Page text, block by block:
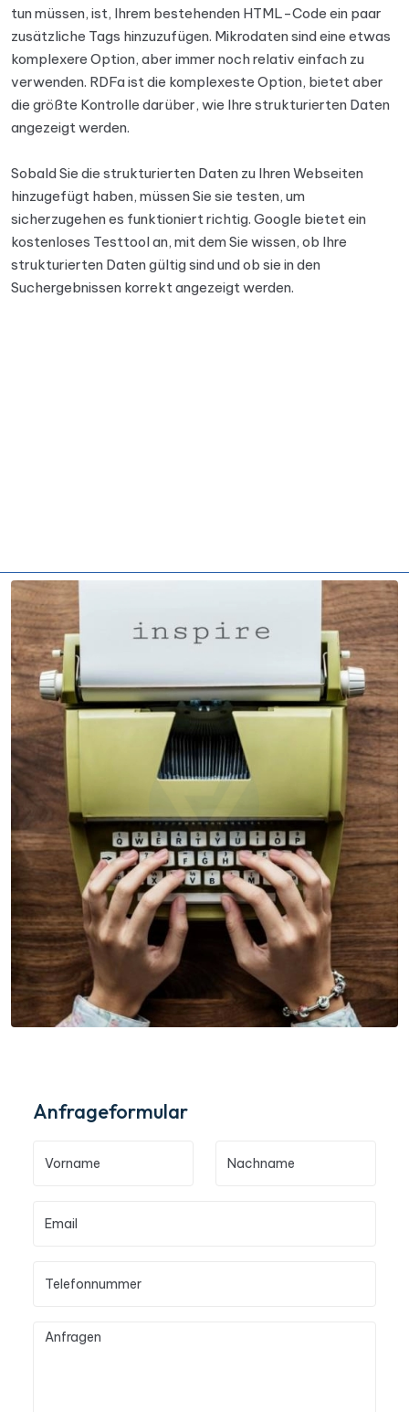
tun müssen, ist, Ihrem bestehenden HTML-Code ein paar
zusätzliche Tags hinzuzufügen. Mikrodaten sind eine etwas
komplexere Option, aber immer noch relativ einfach zu
verwenden. RDFa ist die komplexeste Option, bietet aber
die größte Kontrolle darüber, wie Ihre strukturierten Daten
angezeigt werden.
Sobald Sie die strukturierten Daten zu Ihren Webseiten
hinzugefügt haben, müssen Sie sie testen, um
sicherzugehen es funktioniert richtig. Google bietet ein
kostenloses Testtool an, mit dem Sie wissen, ob Ihre
strukturierten Daten gültig sind und ob sie in den
Suchergebnissen korrekt angezeigt werden.
Anfrageformular